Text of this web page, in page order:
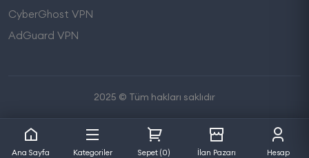
Ana Sayfa Kategoriler Sepet (0) İlan Pazarı Hesap
CyberGhost VPN
AdGuard VPN
2025 © Tüm hakları saklıdır